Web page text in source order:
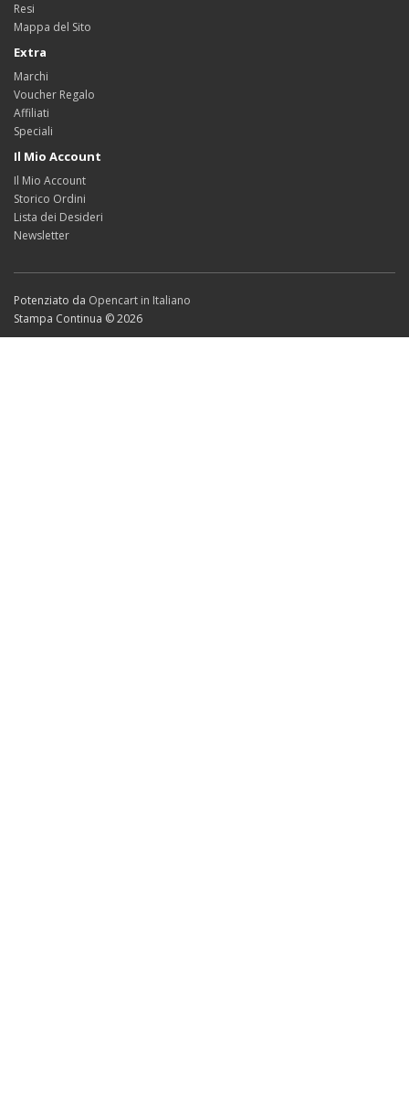
Resi
Mappa del Sito
Extra
Marchi
Voucher Regalo
Affiliati
Speciali
Il Mio Account
Il Mio Account
Storico Ordini
Lista dei Desideri
Newsletter
Potenziato da Opencart in Italiano
Stampa Continua © 2026